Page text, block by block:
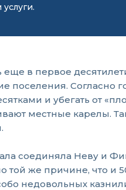
в первое
поселения. Согласно
и убегать от
местные карелы.
соединяла Неву и
той же причине, что
недовольных